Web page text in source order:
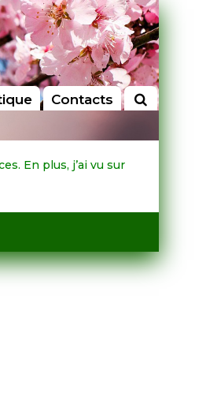
Contacts
En plus, j’ai vu sur